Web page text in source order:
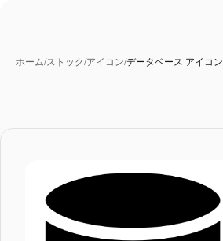
ホーム/ストック/アイコン/データベース アイコン